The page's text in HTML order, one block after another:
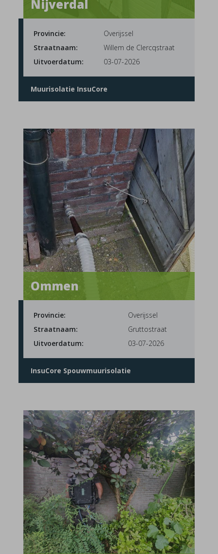
Nijverdal
Provincie:
Overijssel
Straatnaam:
Willem de Clercqstraat
Uitvoerdatum:
03-07-2026
Muurisolatie InsuCore
Ommen
Provincie:
Overijssel
Straatnaam:
Gruttostraat
Uitvoerdatum:
03-07-2026
InsuCore Spouwmuurisolatie